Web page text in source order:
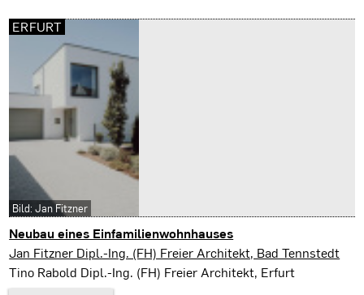
Neubau eines Einfamilienwohnhauses
Erfurt
Jan Fitzner Dipl.-Ing. (FH) Freier Architekt, Bad Tennstedt
Tino Rabold Dipl.-Ing. (FH) Freier Architekt, Erfurt
ERFURT
Bild: Jan Fitzner